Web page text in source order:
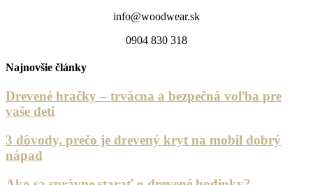
info@woodwear.sk
0904 830 318
Najnovšie články
Drevené hračky – trvácna a bezpečná voľba pre
vaše deti
3 dôvody, prečo je drevený kryt na mobil dobrý
nápad